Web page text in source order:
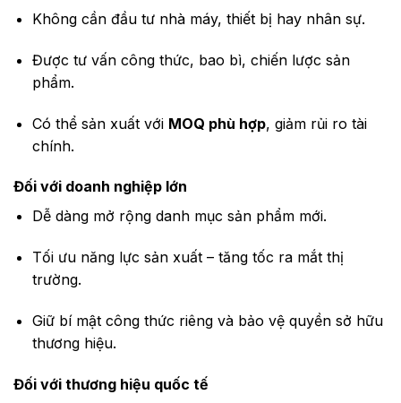
Không cần đầu tư nhà máy, thiết bị hay nhân sự.
Được tư vấn công thức, bao bì, chiến lược sản
phẩm.
Có thể sản xuất với MOQ phù hợp, giảm rủi ro tài
chính.
Đối với doanh nghiệp lớn
Dễ dàng mở rộng danh mục sản phẩm mới.
Tối ưu năng lực sản xuất – tăng tốc ra mắt thị
trường.
Giữ bí mật công thức riêng và bảo vệ quyền sở hữu
thương hiệu.
Đối với thương hiệu quốc tế